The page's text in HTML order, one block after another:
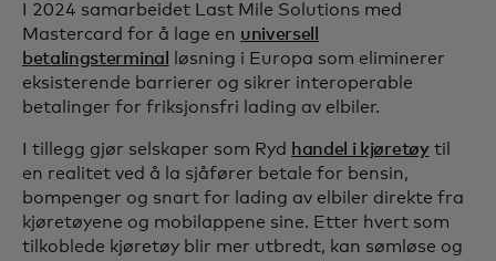
I 2024 samarbeidet Last Mile Solutions med
Mastercard for å lage en universell
betalingsterminal
løsning i Europa som eliminerer
eksisterende barrierer og sikrer interoperable
betalinger for friksjonsfri lading av elbiler.
I tillegg gjør selskaper som Ryd handel i kjøretøytil
en realitet ved å la sjåfører betale for bensin,
bompenger og snart for lading av elbiler direkte fra
kjøretøyene og mobilappene sine. Etter hvert som
tilkoblede kjøretøy blir mer utbredt, kan sømløse og